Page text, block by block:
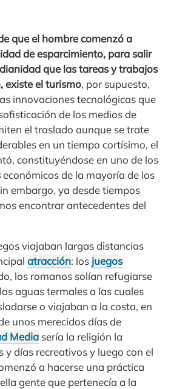
que el hombre comenzó a
de esparcimiento, para salir
que las tareas y trabajos
existe el turismo, por supuesto,
innovaciones tecnológicas que
de los medios de
el traslado aunque se trate
en un tiempo cortísimo, el
constituyéndose en uno de los
económicos de la mayoría de los
embargo, ya desde tiempos
encontrar antecedentes del
viajaban largas distancias
atracción: los juegos
los romanos solían refugiarse
aguas termales a las cuales
o viajaban a la costa, en
unos merecidos días de
Media sería la religión la
y días recreativos y luego con el
a hacerse una práctica
gente que pertenecía a la